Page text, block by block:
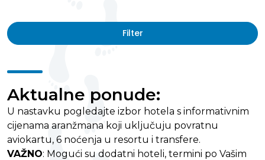
Filter
Aktualne ponude:
U nastavku pogledajte izbor hotela s informativnim
cijenama aranžmana koji uključuju povratnu
aviokartu, 6 noćenja u resortu i transfere.
VAŽNO: Mogući su dodatni hoteli, termini po Vašim